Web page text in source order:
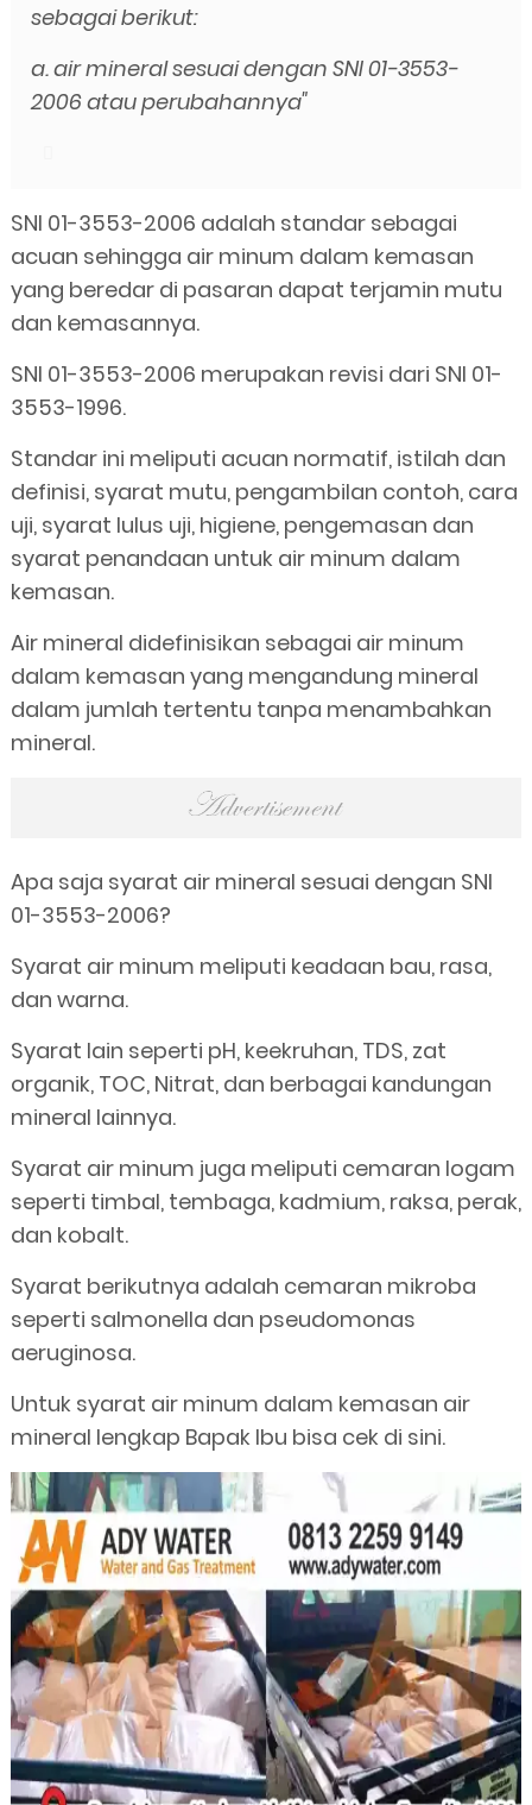
sebagai berikut:
a. air mineral sesuai dengan SNI 01-3553-
2006 atau perubahannya"
SNI 01-3553-2006 adalah standar sebagai
acuan sehingga air minum dalam kemasan
yang beredar di pasaran dapat terjamin mutu
dan kemasannya.
SNI 01-3553-2006 merupakan revisi dari SNI 01-
3553-1996.
Standar ini meliputi acuan normatif, istilah dan
definisi, syarat mutu, pengambilan contoh, cara
uji, syarat lulus uji, higiene, pengemasan dan
syarat penandaan untuk air minum dalam
kemasan.
Air mineral didefinisikan sebagai air minum
dalam kemasan yang mengandung mineral
dalam jumlah tertentu tanpa menambahkan
mineral.
Apa saja syarat air mineral sesuai dengan SNI
01-3553-2006?
Syarat air minum meliputi keadaan bau, rasa,
dan warna.
Syarat lain seperti pH, keekruhan, TDS, zat
organik, TOC, Nitrat, dan berbagai kandungan
mineral lainnya.
Syarat air minum juga meliputi cemaran logam
seperti timbal, tembaga, kadmium, raksa, perak,
dan kobalt.
Syarat berikutnya adalah cemaran mikroba
seperti salmonella dan pseudomonas
aeruginosa.
Untuk syarat air minum dalam kemasan air
mineral lengkap Bapak Ibu bisa cek di sini.